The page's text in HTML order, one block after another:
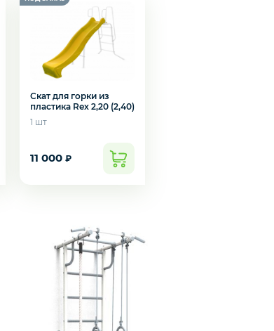
Скат для горки из
пластика Rex 2,20 (2,40)
1 шт
11 000 ₽